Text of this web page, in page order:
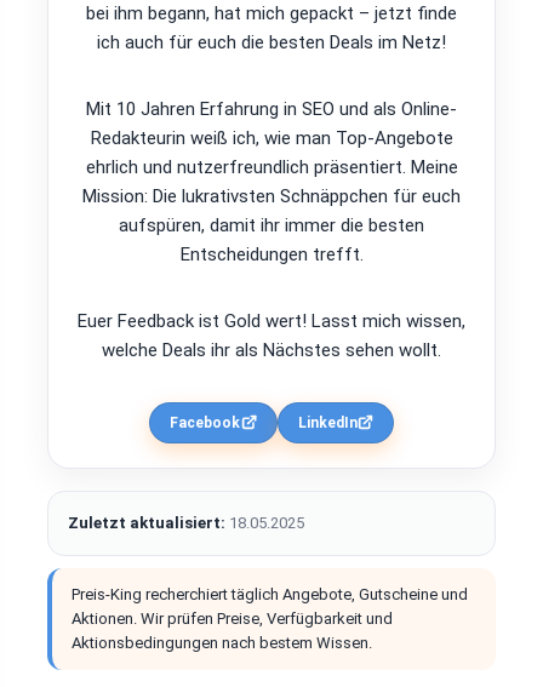
bei ihm begann, hat mich gepackt – jetzt finde
ich auch für euch die besten Deals im Netz!
Mit 10 Jahren Erfahrung in SEO und als Online-
Redakteurin weiß ich, wie man Top-Angebote
ehrlich und nutzerfreundlich präsentiert. Meine
Mission: Die lukrativsten Schnäppchen für euch
aufspüren, damit ihr immer die besten
Entscheidungen trefft.
Euer Feedback ist Gold wert! Lasst mich wissen,
welche Deals ihr als Nächstes sehen wollt.
Facebook LinkedIn
Zuletzt aktualisiert: 18.05.2025
Preis-King recherchiert täglich Angebote, Gutscheine und
Aktionen. Wir prüfen Preise, Verfügbarkeit und
Aktionsbedingungen nach bestem Wissen.